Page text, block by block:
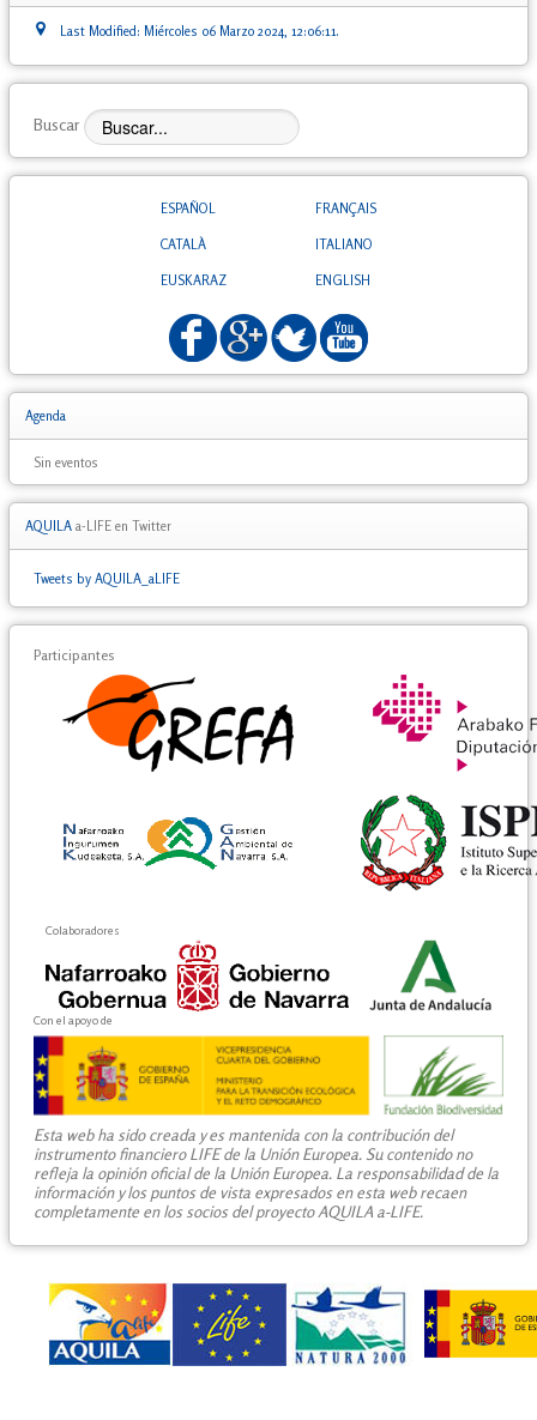
Last Modified: Miércoles 06 Marzo 2024, 12:06:11.
Buscar
ESPAÑOL
CATALÀ
EUSKARAZ
FRANÇAIS
ITALIANO
ENGLISH
Agenda
Sin eventos
AQUILA a-LIFE en Twitter
Tweets by AQUILA_aLIFE
Participantes
Colaboradores
Con el apoyo de
Esta web ha sido creada y es mantenida con la contribución del
instrumento financiero LIFE de la Unión Europea. Su contenido no
refleja la opinión oficial de la Unión Europea. La responsabilidad de la
información y los puntos de vista expresados en esta web recaen
completamente en los socios del proyecto AQUILA a-LIFE.